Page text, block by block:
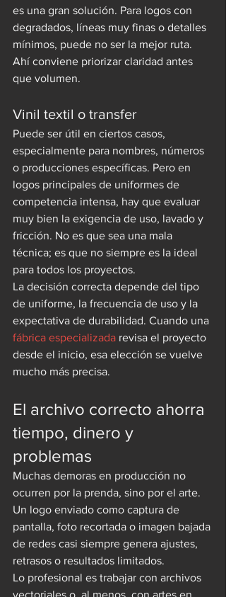
es una gran solución. Para logos con
degradados, líneas muy finas o detalles
mínimos, puede no ser la mejor ruta.
Ahí conviene priorizar claridad antes
que volumen.
Vinil textil o transfer
Puede ser útil en ciertos casos,
especialmente para nombres, números
o producciones específicas. Pero en
logos principales de uniformes de
competencia intensa, hay que evaluar
muy bien la exigencia de uso, lavado y
fricción. No es que sea una mala
técnica; es que no siempre es la ideal
para todos los proyectos.
La decisión correcta depende del tipo
de uniforme, la frecuencia de uso y la
expectativa de durabilidad. Cuando una
fábrica especializada revisa el proyecto
desde el inicio, esa elección se vuelve
mucho más precisa.
El archivo correcto ahorra
tiempo, dinero y
problemas
Muchas demoras en producción no
ocurren por la prenda, sino por el arte.
Un logo enviado como captura de
pantalla, foto recortada o imagen bajada
de redes casi siempre genera ajustes,
retrasos o resultados limitados.
Lo profesional es trabajar con archivos
vectoriales o, al menos, con artes en